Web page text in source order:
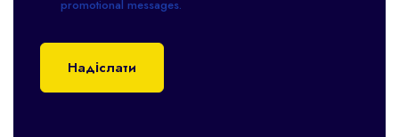
promotional messages.